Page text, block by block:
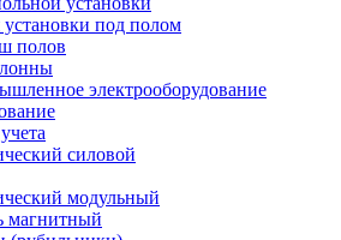
под полом
полов
электрооборудование
силовой
модульный
магнитный